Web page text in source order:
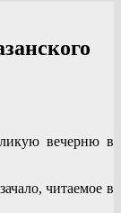
вечерню в
читаемое в